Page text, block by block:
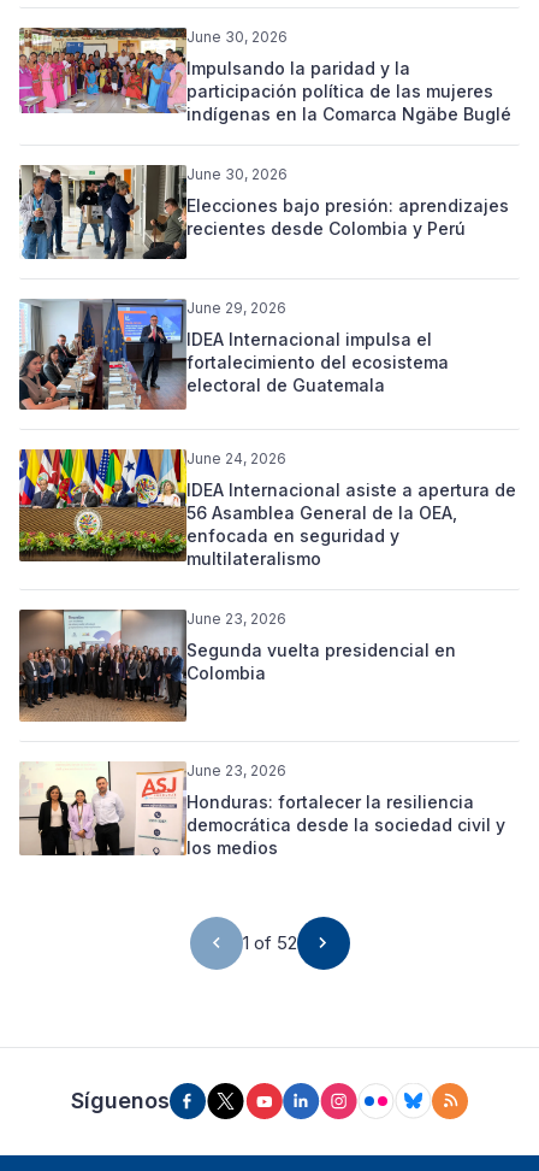
June 30, 2026
Impulsando la paridad y la
participación política de las mujeres
indígenas en la Comarca Ngäbe Buglé
June 30, 2026
Elecciones bajo presión: aprendizajes
recientes desde Colombia y Perú
June 29, 2026
IDEA Internacional impulsa el
fortalecimiento del ecosistema
electoral de Guatemala
June 24, 2026
IDEA Internacional asiste a apertura de
56 Asamblea General de la OEA,
enfocada en seguridad y
multilateralismo
June 23, 2026
Segunda vuelta presidencial en
Colombia
June 23, 2026
Honduras: fortalecer la resiliencia
democrática desde la sociedad civil y
los medios
1 of 52
Síguenos